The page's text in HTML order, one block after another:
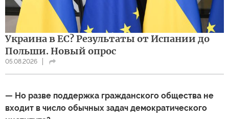
Украина в ЕС? Результаты от Испании до
Польши. Новый опрос
05.08.2026
— Но разве поддержка гражданского общества не
входит в число обычных задач демократического